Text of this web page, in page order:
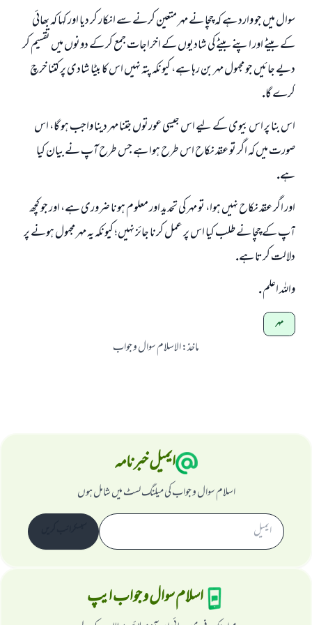
سوال ميں جو وارد ہے كہ چچا نے مہر متعين كرنے سے انكار كر ديا اور كہا كہ بھائى
كے بيٹے اور اپنے بيٹے كى شاديوں كے اخراجات جمع كر كے دونوں ميں تقسيم كر
ديے جائيں جو مجہول مہر بن رہا ہے، كيونكہ پتہ نہيں اس كا بيٹا شادى پر كتنا خرچ
كرے گا.
اس بنا پر اس بيوى كے ليے اس جيسى عورتوں جتنا مہر دينا واجب ہو گا، اس
صورت ميں كہ اگر تو عقد نكاح اس طرح ہوا ہے جس طرح آپ نے بيان كيا
ہے.
اور اگر عقد نكاح نہيں ہوا، تو مہر كى تحديد اور معلوم ہونا ضرورى ہے، اور جو كچھ
آپ كے چچا نے طلب كيا اس پر عمل كرنا جائز نہيں؛ كيونكہ يہ مہر مجہول ہونے پر
دلالت كرتا ہے.
واللہ اعلم .
مہر
ماخذ:الاسلام سوال و جواب
ایمیل خبرنامہ
اسلام سوال و جواب کی میلنگ لسٹ میں شامل ہوں
اسلام سوال و جواب ایپ